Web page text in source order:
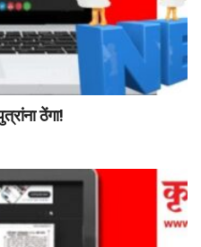
ठेंगा!